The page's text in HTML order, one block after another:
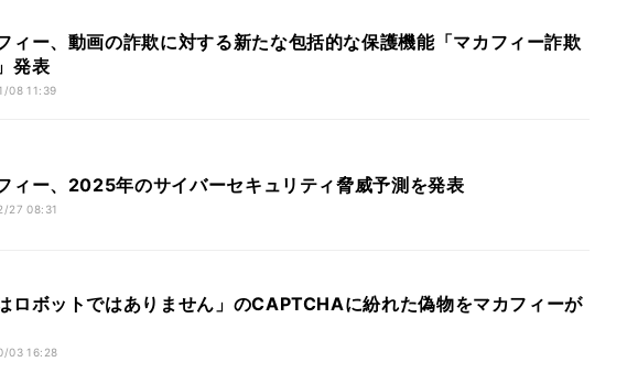
ィー、動画の詐欺に対する新たな包括的な保護機能「マカフィー詐欺
発表
08 11:39
ィー、2025年のサイバーセキュリティ脅威予測を発表
27 08:31
はロボットではありません」のCAPTCHAに紛れた偽物をマカフィーが
03 16:28